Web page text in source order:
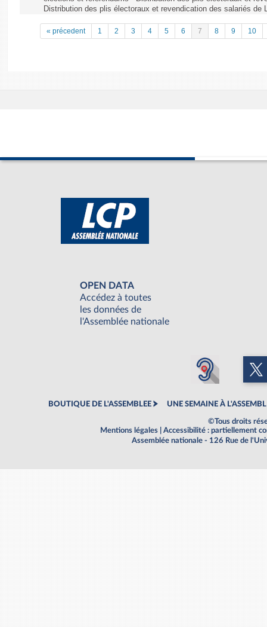
Distribution des plis électoraux et revendication des salariés de
« précedent 1 2 3 4 5 6 7 8 9 10
OPEN DATA
Accédez à toutes
les données de
l'Assemblée nationale
BOUTIQUE DE L'ASSEMBLEE UNE SEMAINE À
©Tous droits
Mentions légales
Accessibilité : partiellement
Assemblée nationale - 126 Rue de